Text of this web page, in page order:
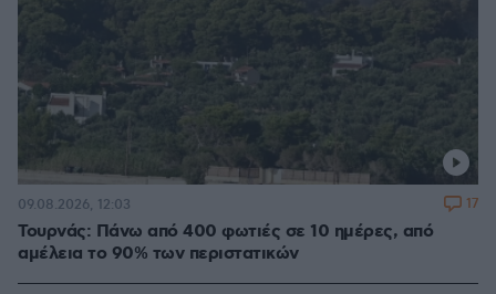
Τουρνάς: Πάνω από 400 φωτιές σε 10 ημέρες, από
αμέλεια το 90% των περιστατικών
09.08.2026, 12:03 17